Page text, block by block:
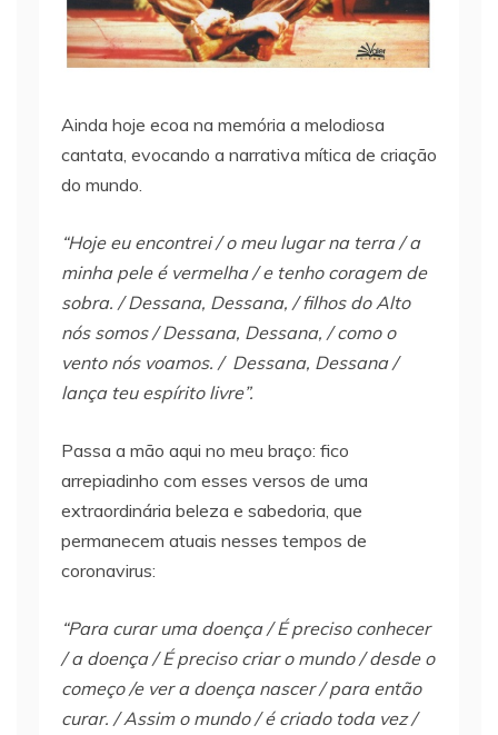
Ainda hoje ecoa na memória a melodiosa
cantata, evocando a narrativa mítica de criação
do mundo.
“Hoje eu encontrei / o meu lugar na terra / a
minha pele é vermelha / e tenho coragem de
sobra. / Dessana, Dessana, / filhos do Alto
nós somos / Dessana, Dessana, / como o
vento nós voamos. / Dessana, Dessana /
lança teu espírito livre”.
Passa a mão aqui no meu braço: fico
arrepiadinho com esses versos de uma
extraordinária beleza e sabedoria, que
permanecem atuais nesses tempos de
coronavirus:
“Para curar uma doença / É preciso conhecer
/ a doença / É preciso criar o mundo / desde o
começo /e ver a doença nascer / para então
curar. / Assim o mundo / é criado toda vez /